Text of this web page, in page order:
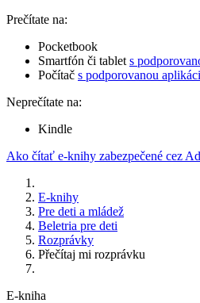
Prečítate na:
Pocketbook
Smartfón či tablet s
Počítač s podporovanou
Neprečítate na:
Kindle
Ako čítať e-knihy zabezpečené cez
E-knihy
Pre deti a mládež
Beletria pre deti
Rozprávky
Přečítaj mi rozprávku
E-kniha